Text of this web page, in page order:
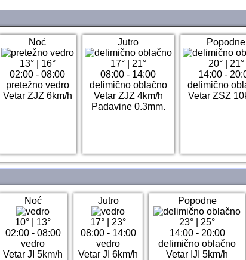
Noć
13°| 16°
02:00 - 08:00
pretežno vedro
Vetar ZJZ 6km/h
Jutro
17°| 21°
08:00 - 14:00
delimično oblačno
Vetar ZJZ 4km/h
Padavine 0.3mm.
Popodne
20°| 21°
14:00 -
delimično
Vetar ZSZ
Noć
10°
13°
02:00 - 08:00
vedro
Vetar JI 5km/h
Jutro
17°
23°
08:00 - 14:00
vedro
Vetar JI 6km/h
Popodne
23°
25°
14:00 - 20:00
delimično oblačno
Vetar IJI 5km/h